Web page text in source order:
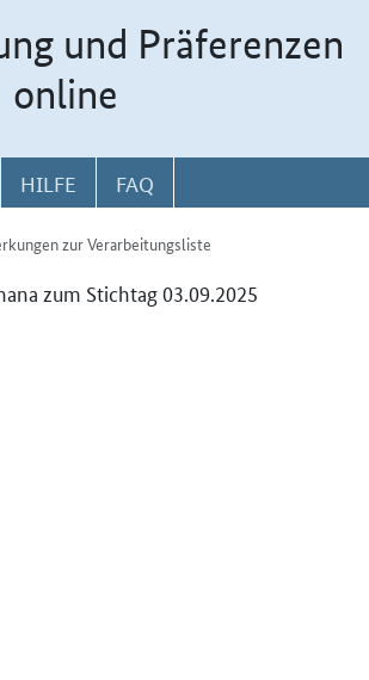
und Präferenzen
online
HILFE FAQ
zur Verarbeitungsliste
zum Stichtag 03.09.2025